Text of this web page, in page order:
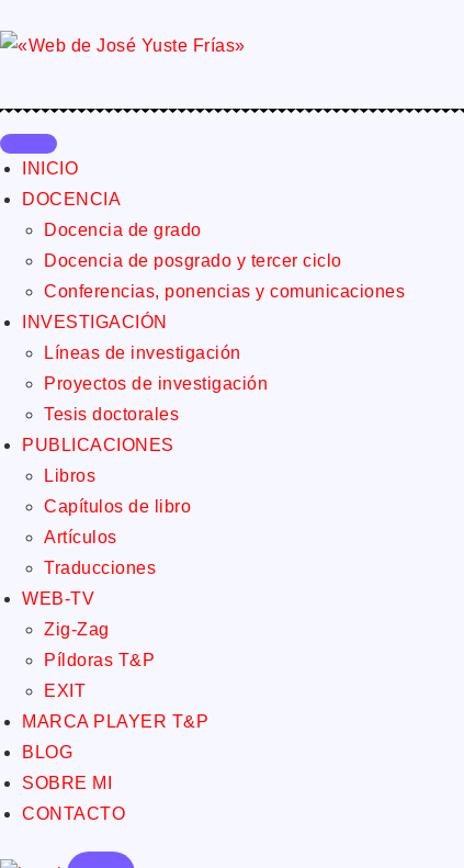
INICIO
DOCENCIA
Docencia de grado
Docencia de posgrado y tercer ciclo
Conferencias, ponencias y comunicaciones
INVESTIGACIÓN
Líneas de investigación
Proyectos de investigación
Tesis doctorales
PUBLICACIONES
Libros
Capítulos de libro
Artículos
Traducciones
WEB-TV
Zig-Zag
Píldoras T&P
EXIT
MARCA PLAYER T&P
BLOG
SOBRE MI
CONTACTO